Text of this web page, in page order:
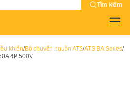
Tìm kiếm
khiển/Bộ chuyển nguồn ATS/ATS BA Series/
4P 500V